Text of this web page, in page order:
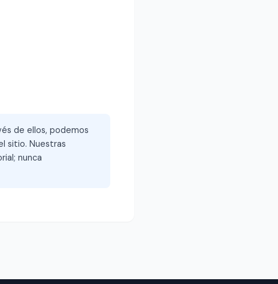
de ellos, podemos
sitio. Nuestras
nunca